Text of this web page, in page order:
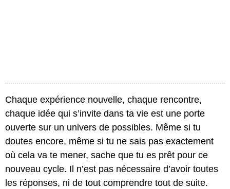
Chaque expérience nouvelle, chaque rencontre,
chaque idée qui s’invite dans ta vie est une porte
ouverte sur un univers de possibles. Même si tu
doutes encore, même si tu ne sais pas exactement
où cela va te mener, sache que tu es prêt pour ce
nouveau cycle. Il n’est pas nécessaire d’avoir toutes
les réponses, ni de tout comprendre tout de suite.